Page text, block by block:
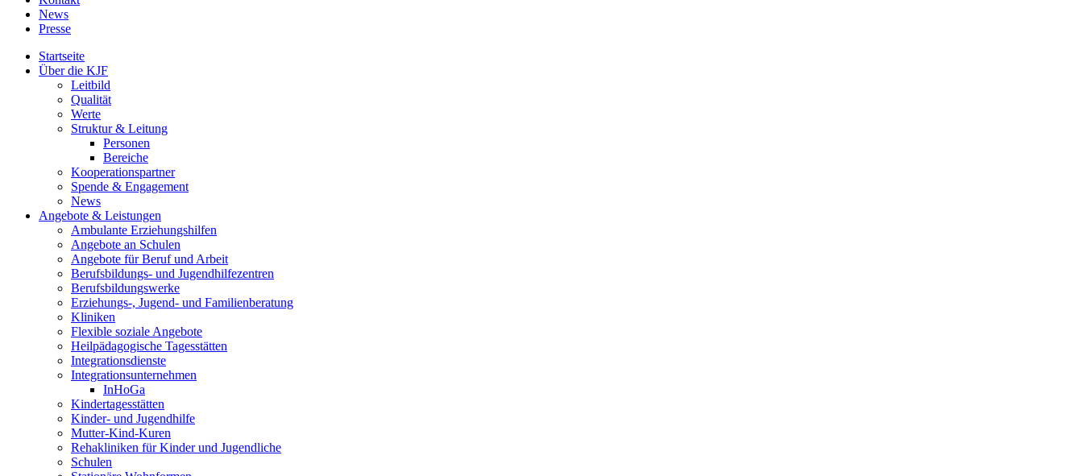
News
Presse
Startseite
Über die KJF
Leitbild
Qualität
Werte
Struktur & Leitung
Personen
Bereiche
Kooperationspartner
Spende & Engagement
News
Angebote & Leistungen
Ambulante Erziehungshilfen
Angebote an Schulen
Angebote für Beruf und Arbeit
Berufsbildungs- und Jugendhilfezentren
Berufsbildungswerke
Erziehungs-, Jugend- und Familienberatung
Kliniken
Flexible soziale Angebote
Heilpädagogische Tagesstätten
Integrationsdienste
Integrationsunternehmen
InHoGa
Kindertagesstätten
Kinder- und Jugendhilfe
Mutter-Kind-Kuren
Rehakliniken für Kinder und Jugendliche
Schulen